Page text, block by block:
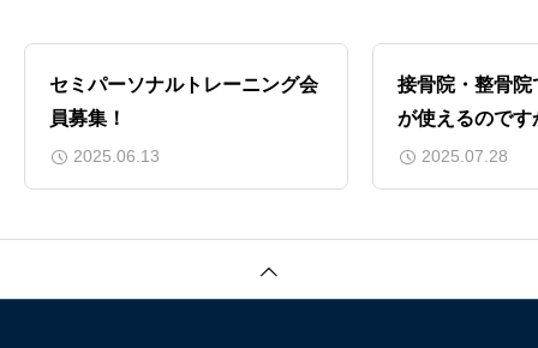
セミパーソナルトレーニング会
員募集！
2025.06.13
接骨院・整骨
が使えるのです
2025.07.28